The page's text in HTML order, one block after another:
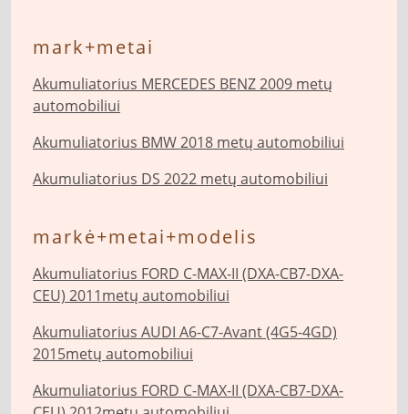
mark+metai
Akumuliatorius MERCEDES BENZ 2009 metų
automobiliui
Akumuliatorius BMW 2018 metų automobiliui
Akumuliatorius DS 2022 metų automobiliui
markė+metai+modelis
Akumuliatorius FORD C-MAX-II (DXA-CB7-DXA-
CEU) 2011metų automobiliui
Akumuliatorius AUDI A6-C7-Avant (4G5-4GD)
2015metų automobiliui
Akumuliatorius FORD C-MAX-II (DXA-CB7-DXA-